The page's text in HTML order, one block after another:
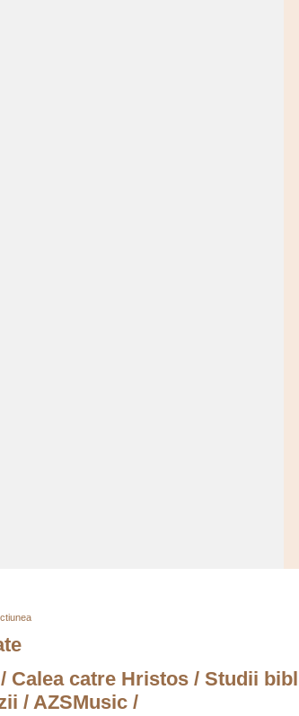
Calea catre Hristos/ Studii
/ AZSMusic/